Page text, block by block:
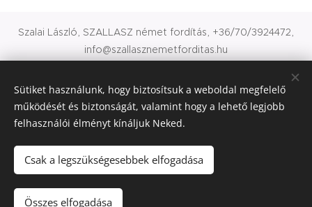
Szalai László, SZALLASZ német fordítás, +36/70/3924472,
info@szallasznemetforditas.hu
Anyanyelvi német fordító Sopronban
Német fordítás - Kedvezményes fordítás
Copyright © 2017 SZALLASZ Fordítóiroda
Fordítóiroda Sopron, Budapest, Szombathely, Győr
Nyelvek
Sütiket használunk, hogy biztosítsuk a weboldal megfelelő
működését és biztonságát, valamint hogy a lehető legjobb
felhasználói élményt kínáljuk Neked.
Csak a legszükségesebbek elfogadása
Összes elfogadása